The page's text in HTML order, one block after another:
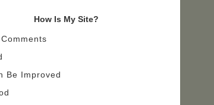
How Is My Site?
Be Improved